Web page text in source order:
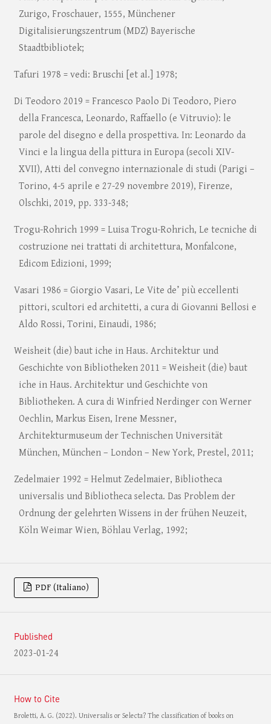
Zurigo, Froschauer, 1555, Münchener
Digitalisierungszentrum (MDZ) Bayerische
Staadtbibliotek;
Tafuri 1978 = vedi: Bruschi [et al.] 1978;
Di Teodoro 2019 = Francesco Paolo Di Teodoro, Piero
della Francesca, Leonardo, Raffaello (e Vitruvio): le
parole del disegno e della prospettiva. In: Leonardo da
Vinci e la lingua della pittura in Europa (secoli XIV-
XVII), Atti del convegno internazionale di studi (Parigi –
Torino, 4-5 aprile e 27-29 novembre 2019), Firenze,
Olschki, 2019, pp. 333-348;
Trogu-Rohrich 1999 = Luisa Trogu-Rohrich, Le tecniche di
costruzione nei trattati di architettura, Monfalcone,
Edicom Edizioni, 1999;
Vasari 1986 = Giorgio Vasari, Le Vite de’ più eccellenti
pittori, scultori ed architetti, a cura di Giovanni Bellosi e
Aldo Rossi, Torini, Einaudi, 1986;
Weisheit (die) baut iche in Haus. Architektur und
Geschichte von Bibliotheken 2011 = Weisheit (die) baut
iche in Haus. Architektur und Geschichte von
Bibliotheken. A cura di Winfried Nerdinger con Werner
Oechlin, Markus Eisen, Irene Messner,
Architekturmuseum der Technischen Universität
München, München – London – New York, Prestel, 2011;
Zedelmaier 1992 = Helmut Zedelmaier, Bibliotheca
universalis und Bibliotheca selecta. Das Problem der
Ordnung der gelehrten Wissens in der frühen Neuzeit,
Köln Weimar Wien, Böhlau Verlag, 1992;
PDF (Italiano)
Published
2023-01-24
How to Cite
Broletti, A. G. (2022). Universalis or Selecta? The classification of books on